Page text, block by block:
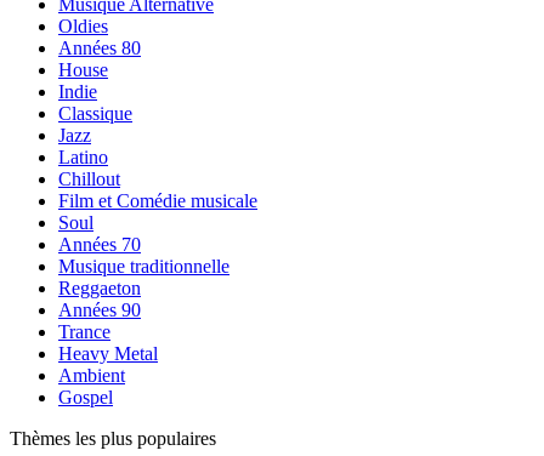
Musique Alternative
Oldies
Années 80
House
Indie
Classique
Jazz
Latino
Chillout
Film et Comédie musicale
Soul
Années 70
Musique traditionnelle
Reggaeton
Années 90
Trance
Heavy Metal
Ambient
Gospel
Thèmes les plus populaires